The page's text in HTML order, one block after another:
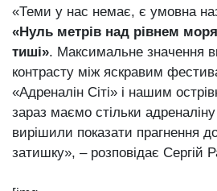
«Теми у нас немає, є умовна
«Нуль метрів над рівнем
тиші». Максимальне значення
контрасту між яскравим
«Адреналін Сіті» і нашим
зараз маємо стільки адреналіну
вирішили показати прагнення
затишку», – розповідає Сергій